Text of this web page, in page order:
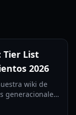
Tier List
2026
wiki de
generacionales,